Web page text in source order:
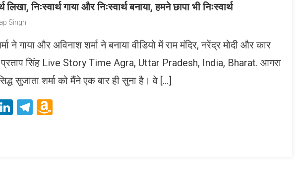
लिखा, निःस्वार्थ गाया और निःस्वार्थ बनाया, हमने छापा भी निःस्वार्थ
Singh
ने गाया और अविनाश शर्मा ने बनाया वीडियो में राम मंदिर, नरेंद्र मोदी और कार
प्रताप सिंह Live Story Time Agra, Uttar Pradesh, India, Bharat. आगरा
सुजाता शर्मा को मैंने एक बार ही सुना है। वे […]
LinkedIn
Telegram